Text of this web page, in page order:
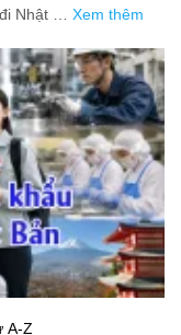
Nhật … Xem thêm
A-Z